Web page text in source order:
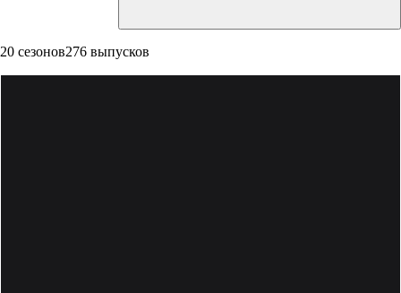
20 сезонов276 выпусков